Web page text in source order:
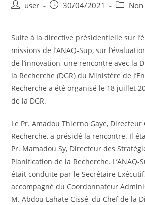
user 30/04/2021 Non
Suite à la directive présidentielle sur
missions de l’ANAQ-Sup, sur
de l’innovation, une rencontre avec la
la Recherche (DGR) du Ministère de
Recherche a été organisé le 18 juillet
de la DGR.
Le Pr. Amadou Thierno Gaye, Directeur
Recherche, a présidé la rencontre. Il
Pr. Mamadou Sy, Directeur des
Planification de la Recherche. L’ANAQ-
était conduite par le Secrétaire
accompagné du Coordonnateur
M. Abdou Lahate Cissé, du Chef de la